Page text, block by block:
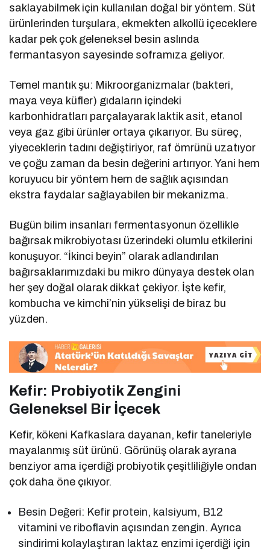
saklayabilmek için kullanılan doğal bir yöntem. Süt
ürünlerinden turşulara, ekmekten alkollü içeceklere
kadar pek çok geleneksel besin aslında
fermantasyon sayesinde soframıza geliyor.
Temel mantık şu: Mikroorganizmalar (bakteri,
maya veya küfler) gıdaların içindeki
karbonhidratları parçalayarak laktik asit, etanol
veya gaz gibi ürünler ortaya çıkarıyor. Bu süreç,
yiyeceklerin tadını değiştiriyor, raf ömrünü uzatıyor
ve çoğu zaman da besin değerini artırıyor. Yani hem
koruyucu bir yöntem hem de sağlık açısından
ekstra faydalar sağlayabilen bir mekanizma.
Bugün bilim insanları fermentasyonun özellikle
bağırsak mikrobiyotası üzerindeki olumlu etkilerini
konuşuyor. “İkinci beyin” olarak adlandırılan
bağırsaklarımızdaki bu mikro dünyaya destek olan
her şey doğal olarak dikkat çekiyor. İşte kefir,
kombucha ve kimchi’nin yükselişi de biraz bu
yüzden.
Kefir: Probiyotik Zengini
Geleneksel Bir İçecek
Kefir, kökeni Kafkaslara dayanan, kefir taneleriyle
mayalanmış süt ürünü. Görünüş olarak ayrana
benziyor ama içerdiği probiyotik çeşitliliğiyle ondan
çok daha öne çıkıyor.
Besin Değeri: Kefir protein, kalsiyum, B12
vitamini ve riboflavin açısından zengin. Ayrıca
sindirimi kolaylaştıran laktaz enzimi içerdiği için